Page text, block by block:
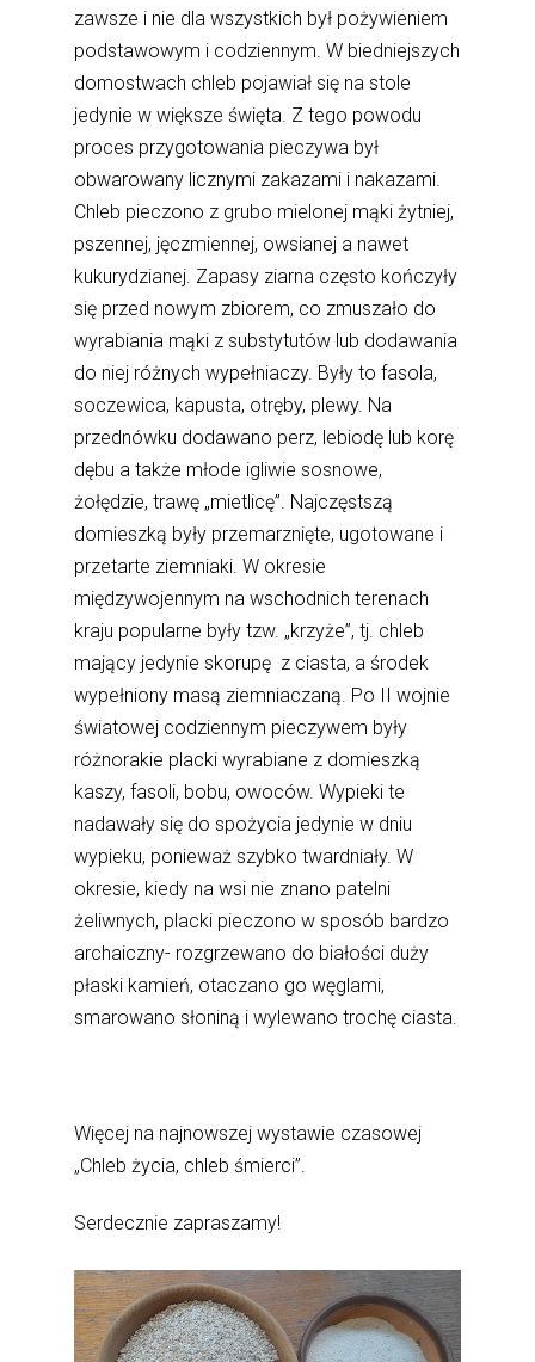
zawsze i nie dla wszystkich był pożywieniem
podstawowym i codziennym. W biedniejszych
domostwach chleb pojawiał się na stole
jedynie w większe święta. Z tego powodu
proces przygotowania pieczywa był
obwarowany licznymi zakazami i nakazami.
Chleb pieczono z grubo mielonej mąki żytniej,
pszennej, jęczmiennej, owsianej a nawet
kukurydzianej. Zapasy ziarna często kończyły
się przed nowym zbiorem, co zmuszało do
wyrabiania mąki z substytutów lub dodawania
do niej różnych wypełniaczy. Były to fasola,
soczewica, kapusta, otręby, plewy. Na
przednówku dodawano perz, lebiodę lub korę
dębu a także młode igliwie sosnowe,
żołędzie, trawę „mietlicę”. Najczęstszą
domieszką były przemarznięte, ugotowane i
przetarte ziemniaki. W okresie
międzywojennym na wschodnich terenach
kraju popularne były tzw. „krzyże”, tj. chleb
mający jedynie skorupę z ciasta, a środek
wypełniony masą ziemniaczaną. Po II wojnie
światowej codziennym pieczywem były
różnorakie placki wyrabiane z domieszką
kaszy, fasoli, bobu, owoców. Wypieki te
nadawały się do spożycia jedynie w dniu
wypieku, ponieważ szybko twardniały. W
okresie, kiedy na wsi nie znano patelni
żeliwnych, placki pieczono w sposób bardzo
archaiczny- rozgrzewano do białości duży
płaski kamień, otaczano go węglami,
smarowano słoniną i wylewano trochę ciasta.
Więcej na najnowszej wystawie czasowej
„Chleb życia, chleb śmierci”.
Serdecznie zapraszamy!